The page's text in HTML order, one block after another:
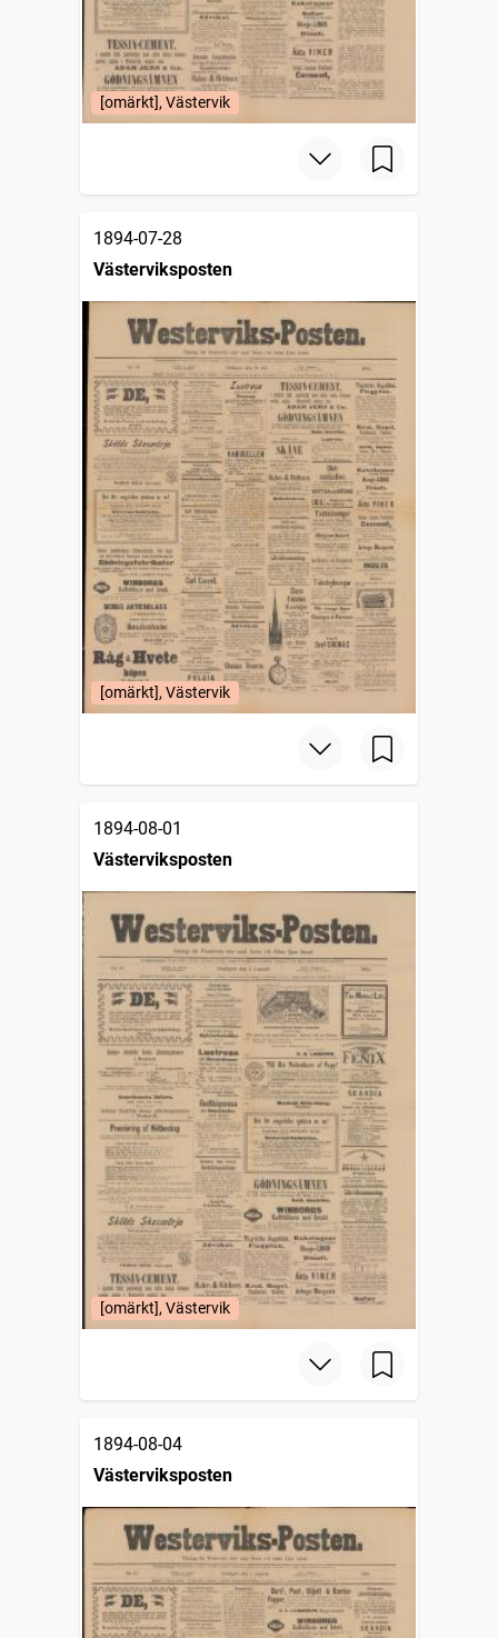
[omärkt], Västervik
1894-07-28
Västerviksposten
[omärkt], Västervik
1894-08-01
Västerviksposten
[omärkt], Västervik
1894-08-04
Västerviksposten